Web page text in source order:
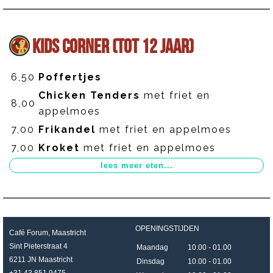
KIDS CORNER (TOT 12 JAAR)
6,50 Poffertjes
8,00
Chicken Tenders met friet en
appelmoes
7,00 Frikandel met friet en appelmoes
7,00 Kroket met friet en appelmoes
Café Forum, Maastricht
Sint Pieterstraat 4
6211 JN Maastricht
OPENINGSTIJDEN
Maandag
10.00 - 01.00
Dinsdag
10.00 - 01.00